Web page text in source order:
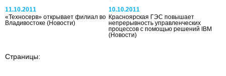
11.10.2011
«Техносерв» открывает филиал во
Владивостоке (Новости)
10.10.2011
Красноярская ГЭС повышает
непрерывность управленческих
процессов с помощью решений IBM
(Новости)
Страницы: